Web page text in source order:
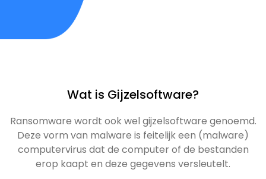
Wat is Gijzelsoftware?
Ransomware wordt ook wel gijzelsoftware genoemd.
Deze vorm van malware is feitelijk een (malware)
computervirus dat de computer of de bestanden
erop kaapt en deze gegevens versleutelt.